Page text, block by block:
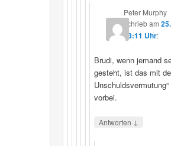
Peter Murphy
schriebam
23:11 Uhr:
Brudi, wenn jemand
gesteht, ist das mit
vorbei.
Antworten ↓